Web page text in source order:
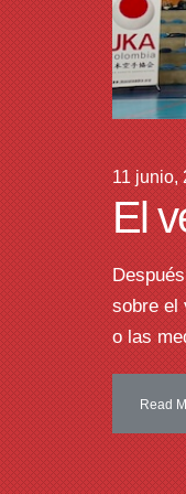
11 junio,
El
sobre el
o las
Read